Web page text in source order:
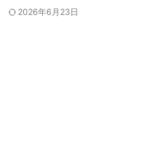
2026年6月23日